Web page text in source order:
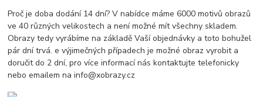
Proč je doba dodání 14 dní? V nabídce máme 6000 motivů obrazů
ve 40 různých velikostech a není možné mít všechny skladem.
Obrazy tedy vyrábíme na základě Vaší objednávky a toto bohužel
pár dní trvá. e výjimečných případech je možné obraz vyrobit a
doručit do 2 dní, pro více informací nás kontaktujte telefonicky
nebo emailem na info@xobrazy.cz